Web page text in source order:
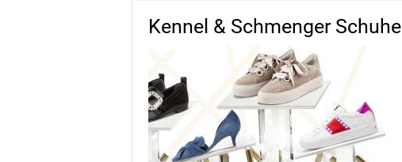
Kennel & Schmenger Schuhe